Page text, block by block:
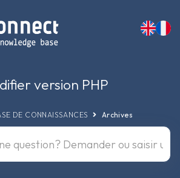
version PHP
DE CONNAISSANCES Archives